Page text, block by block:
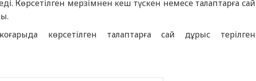
Көрсетілген мерзімнен кеш түскен немесе талаптарға сай
көрсетілген талаптарға сай дұрыс терілген